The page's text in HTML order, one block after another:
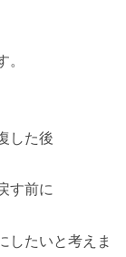
。
した後
す前に
したいと考えま